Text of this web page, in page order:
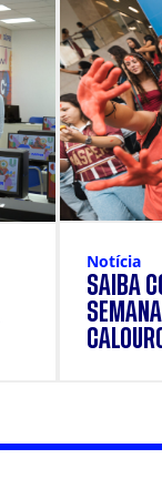
Notícia
SAIBA